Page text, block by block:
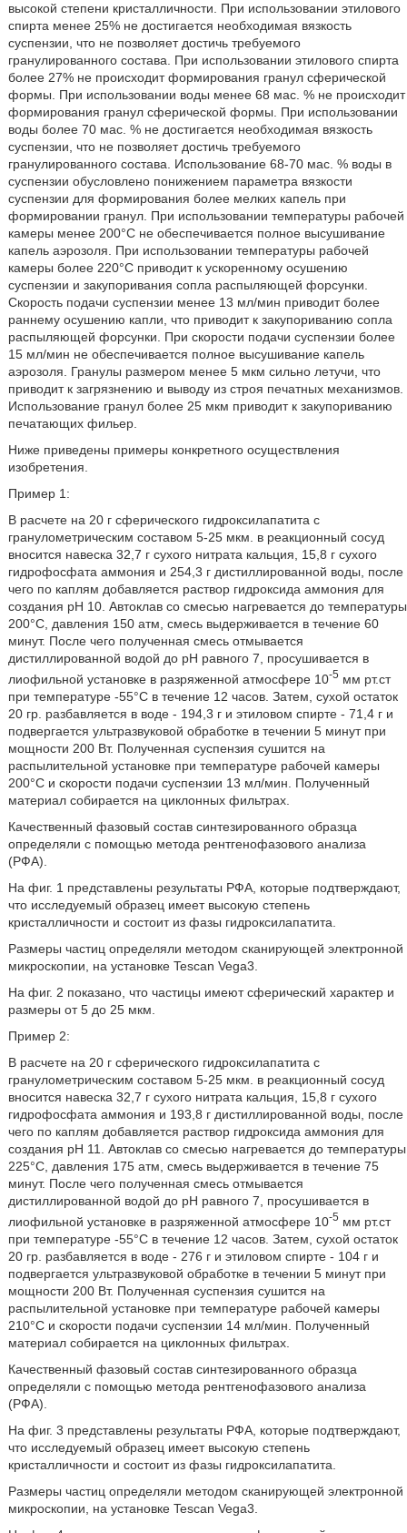
высокой степени кристалличности. При использовании этилового
спирта менее 25% не достигается необходимая вязкость
суспензии, что не позволяет достичь требуемого
гранулированного состава. При использовании этилового спирта
более 27% не происходит формирования гранул сферической
формы. При использовании воды менее 68 мас. % не происходит
формирования гранул сферической формы. При использовании
воды более 70 мас. % не достигается необходимая вязкость
суспензии, что не позволяет достичь требуемого
гранулированного состава. Использование 68-70 мас. % воды в
суспензии обусловлено понижением параметра вязкости
суспензии для формирования более мелких капель при
формировании гранул. При использовании температуры рабочей
камеры менее 200°С не обеспечивается полное высушивание
капель аэрозоля. При использовании температуры рабочей
камеры более 220°С приводит к ускоренному осушению
суспензии и закупоривания сопла распыляющей форсунки.
Скорость подачи суспензии менее 13 мл/мин приводит более
раннему осушению капли, что приводит к закупориванию сопла
распыляющей форсунки. При скорости подачи суспензии более
15 мл/мин не обеспечивается полное высушивание капель
аэрозоля. Гранулы размером менее 5 мкм сильно летучи, что
приводит к загрязнению и выводу из строя печатных механизмов.
Использование гранул более 25 мкм приводит к закупориванию
печатающих фильер.
Ниже приведены примеры конкретного осуществления
изобретения.
Пример 1:
В расчете на 20 г сферического гидроксилапатита с
гранулометрическим составом 5-25 мкм. в реакционный сосуд
вносится навеска 32,7 г сухого нитрата кальция, 15,8 г сухого
гидрофосфата аммония и 254,3 г дистиллированной воды, после
чего по каплям добавляется раствор гидроксида аммония для
создания рН 10. Автоклав со смесью нагревается до температуры
200°С, давления 150 атм, смесь выдерживается в течение 60
минут. После чего полученная смесь отмывается
дистиллированной водой до рН равного 7, просушивается в
лиофильной установке в разряженной атмосфере 10-5 мм рт.ст
при температуре -55°С в течение 12 часов. Затем, сухой остаток
20 гр. разбавляется в воде - 194,3 г и этиловом спирте - 71,4 г и
подвергается ультразвуковой обработке в течении 5 минут при
мощности 200 Вт. Полученная суспензия сушится на
распылительной установке при температуре рабочей камеры
200°С и скорости подачи суспензии 13 мл/мин. Полученный
материал собирается на циклонных фильтрах.
Качественный фазовый состав синтезированного образца
определяли с помощью метода рентгенофазового анализа
(РФА).
На фиг. 1 представлены результаты РФА, которые подтверждают,
что исследуемый образец имеет высокую степень
кристалличности и состоит из фазы гидроксилапатита.
Размеры частиц определяли методом сканирующей электронной
микроскопии, на установке Tescan Vega3.
На фиг. 2 показано, что частицы имеют сферический характер и
размеры от 5 до 25 мкм.
Пример 2:
В расчете на 20 г сферического гидроксилапатита с
гранулометрическим составом 5-25 мкм. в реакционный сосуд
вносится навеска 32,7 г сухого нитрата кальция, 15,8 г сухого
гидрофосфата аммония и 193,8 г дистиллированной воды, после
чего по каплям добавляется раствор гидроксида аммония для
создания рН 11. Автоклав со смесью нагревается до температуры
225°С, давления 175 атм, смесь выдерживается в течение 75
минут. После чего полученная смесь отмывается
дистиллированной водой до рН равного 7, просушивается в
лиофильной установке в разряженной атмосфере 10-5 мм рт.ст
при температуре -55°С в течение 12 часов. Затем, сухой остаток
20 гр. разбавляется в воде - 276 г и этиловом спирте - 104 г и
подвергается ультразвуковой обработке в течении 5 минут при
мощности 200 Вт. Полученная суспензия сушится на
распылительной установке при температуре рабочей камеры
210°С и скорости подачи суспензии 14 мл/мин. Полученный
материал собирается на циклонных фильтрах.
Качественный фазовый состав синтезированного образца
определяли с помощью метода рентгенофазового анализа
(РФА).
На фиг. 3 представлены результаты РФА, которые подтверждают,
что исследуемый образец имеет высокую степень
кристалличности и состоит из фазы гидроксилапатита.
Размеры частиц определяли методом сканирующей электронной
микроскопии, на установке Tescan Vega3.